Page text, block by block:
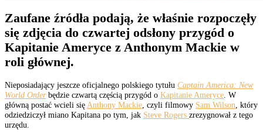
Zaufane źródła podają, że właśnie rozpoczęły
się zdjęcia do czwartej odsłony przygód o
Kapitanie Ameryce z Anthonym Mackie w
roli głównej.
Nieposiadający jeszcze oficjalnego polskiego tytułu Captain America: New
World Orderbędzie czwartą częścią przygód o Kapitanie Ameryce . W
główną postać wcieli się Anthony Mackie , czyli filmowy Sam Wilson , który
odziedziczył miano Kapitana po tym, jak Steve Rogers zrezygnował z tego
urzędu.